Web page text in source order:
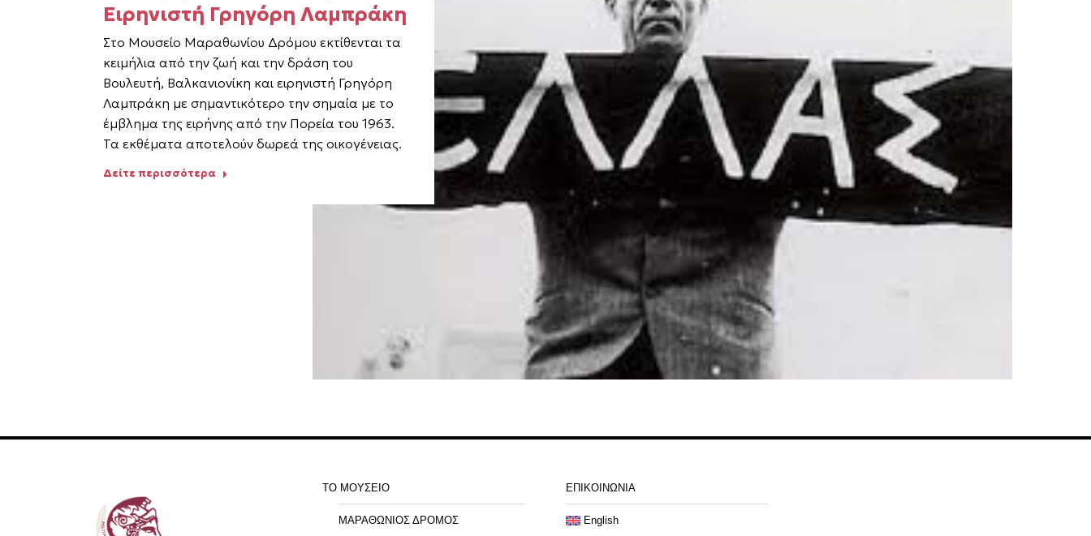
Ειρηνιστή Γρηγόρη Λαμπράκη
Στο Μουσείο Μαραθωνίου Δρόμου εκτίθενται τα
κειμήλια από την ζωή και την δράση του
Βουλευτή, Βαλκανιονίκη και ειρηνιστή Γρηγόρη
Λαμπράκη με σημαντικότερο την σημαία με το
έμβλημα της ειρήνης από την Πορεία του 1963.
Τα εκθέματα αποτελούν δωρεά της οικογένειας.
Δείτε περισσότερα
ΤΟ ΜΟΥΣΕΙΟ
ΜΑΡΑΘΩΝΙΟΣ ΔΡΟΜΟΣ
ΕΠΙΚΟΙΝΩΝΙΑ
English